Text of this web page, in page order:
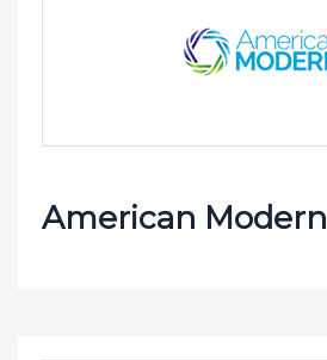
American Modern